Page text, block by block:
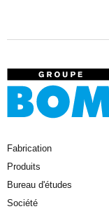
Fabrication
Produits
Bureau d'études
Société